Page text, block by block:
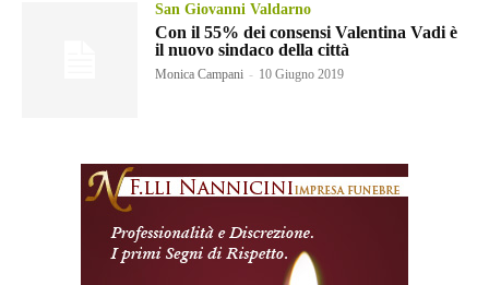
San Giovanni Valdarno
Con il 55% dei consensi Valentina Vadi è
il nuovo sindaco della città
Monica Campani - 10 Giugno 2019